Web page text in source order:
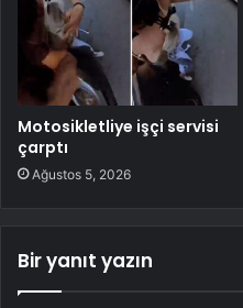
Motosikletliye işçi servisi
çarptı
Ağustos 5, 2026
Bir yanıt yazın